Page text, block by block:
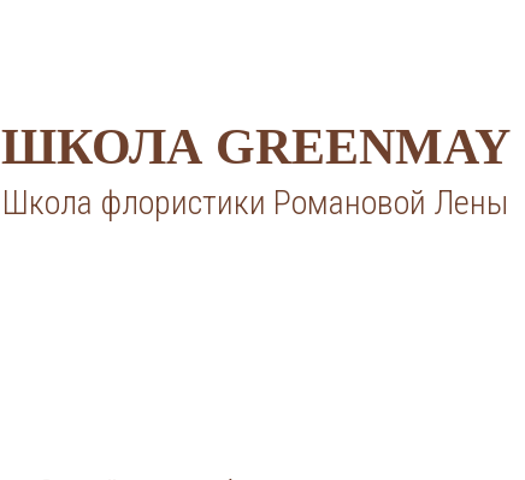
ШКОЛА GREENMAY
Школа флористики Романовой Лены